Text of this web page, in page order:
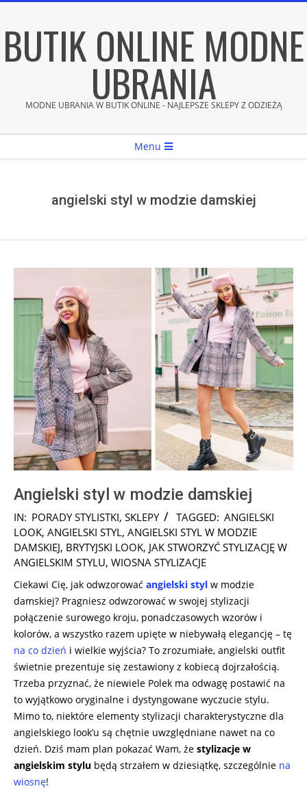
content
BUTIK ONLINE MODNE
UBRANIA
MODNE UBRANIA W BUTIK ONLINE - NAJLEPSZE SKLEPY Z ODZIEŻĄ
Menu
angielski styl w modzie damskiej
Angielski styl w modzie damskiej
2025-
03-
10
IN: PORADY STYLISTKI, SKLEPY TAGGED: ANGIELSKI
LOOK, ANGIELSKI STYL, ANGIELSKI STYL W MODZIE
DAMSKIEJ, BRYTYJSKI LOOK, JAK STWORZYĆ STYLIZACJĘ W
ANGIELSKIM STYLU, WIOSNA STYLIZACJE
Ciekawi Cię, jak odwzorować angielski styl w modzie
damskiej? Pragniesz odwzorować w swojej stylizacji
połączenie surowego kroju, ponadczasowych wzorów i
kolorów, a wszystko razem upięte w niebywałą elegancję – tę
na co dzień i wielkie wyjścia? To zrozumiałe, angielski outfit
świetnie prezentuje się zestawiony z kobiecą dojrzałością.
Trzeba przyznać, że niewiele Polek ma odwagę postawić na
to wyjątkowo oryginalne i dystyngowane wyczucie stylu.
Mimo to, niektóre elementy stylizacji charakterystyczne dla
angielskiego look’u są chętnie uwzględniane nawet na co
dzień. Dziś mam plan pokazać Wam, że stylizacje w
angielskim stylu będą strzałem w dziesiątkę, szczególnie na
wiosnę!